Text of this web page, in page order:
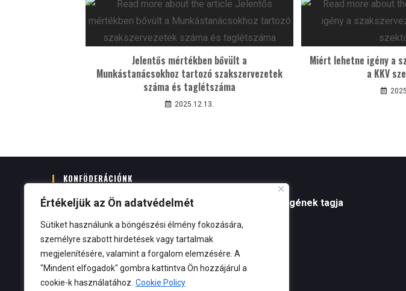
Értékeljük az Ön adatvédelmét
Sütiket használunk a böngészési élmény fokozására,
személyre szabott hirdetések vagy tartalmak
megjelenítésére, valamint a forgalom elemzésére. A
"Mindent elfogadok" gombra kattintva Ön hozzájárul a
cookie-k használatához. Cookie Policy
Jelentős mértékben bővült a
Munkástanácsokhoz tartozó szakszervezetek
száma és taglétszáma
2025.12.13.
Miért lehetne igény a
a KKV
KONFÖDERÁCIÓNK
Az FGMOSZ a Munkástanácsok Országos Szövetségének tagja
https://munkastanacsok.hu